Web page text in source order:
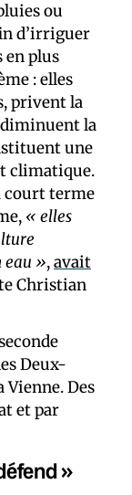
ou
d’irriguer
en plus
: elles
privent la
la
une
climatique.
court terme
« elles
eau »,avait
Christian
Deux-
Des
et par
»